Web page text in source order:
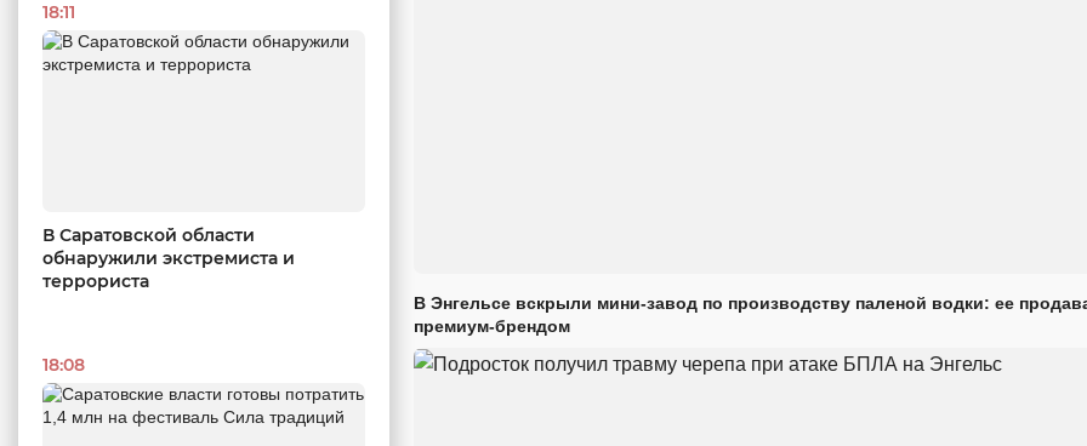
18:11
В Саратовской области
обнаружили экстремиста и
террориста
18:08
В Энгельсе вскрыли мини-завод по производству паленой водки: ее
премиум-брендом